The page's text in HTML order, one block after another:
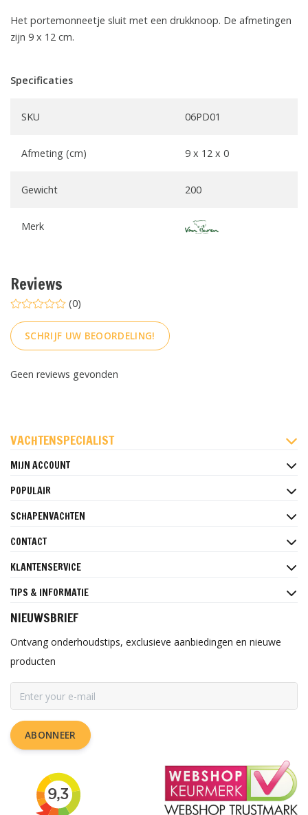
Het portemonneetje sluit met een drukknoop. De afmetingen
zijn 9 x 12 cm.
Specificaties
SKU 06PD01
Afmeting (cm) 9 x 12 x 0
Gewicht 200
Merk
Reviews
(0)
SCHRIJF UW BEOORDELING!
Geen reviews gevonden
VACHTENSPECIALIST
MIJN ACCOUNT
POPULAIR
SCHAPENVACHTEN
CONTACT
KLANTENSERVICE
TIPS & INFORMATIE
NIEUWSBRIEF
Ontvang onderhoudstips, exclusieve aanbiedingen en nieuwe
producten
ABONNEER